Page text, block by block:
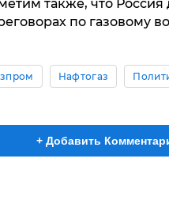
также, что Россия
по газовому
Нафтогаз
+ Добавить